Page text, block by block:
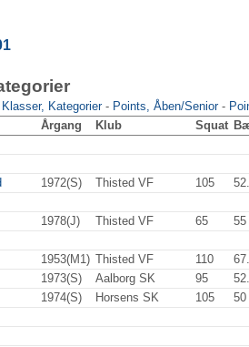
Klasser, Kategorier- Points, Åben/Senior-
Årgang Klub Squat
1972(S) Thisted VF 105
1978(J) Thisted VF 65 55
1953(M1) Thisted VF 110
1973(S) Aalborg SK 95
1974(S) Horsens SK 105 50